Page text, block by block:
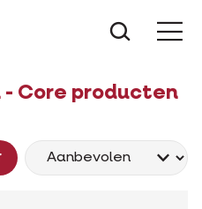
- Core producten